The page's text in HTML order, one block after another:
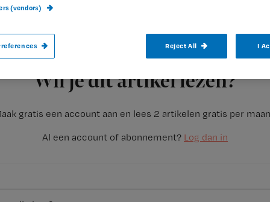
Wil je dit artikel lezen?
gratis een account aan en lees 2 artikelen gratis per
Al een account of abonnement? Log dan in
Daarvoor pleit vakbond NU’91.
(vendors)
Reject All I